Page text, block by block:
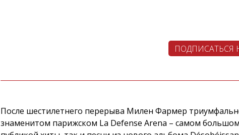
ПОДПИСАТЬСЯ
После шестилетнего перерыва Милен Фармер
знаменитом парижском La Defense Arena – самом